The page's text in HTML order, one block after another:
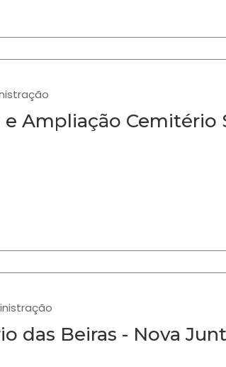
e Ampliação Cemitério
das Beiras - Nova